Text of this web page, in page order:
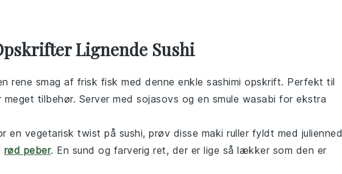
Lignende Sushi
rene smag af frisk fisk med denne enkle sashimi opskrift. Perfekt til
meget tilbehør. Server med sojasovs og en smule wasabi for ekstra
en vegetarisk twist på sushi, prøv disse maki ruller fyldt med julienned
rød peber. En sund og farverig ret, der er lige så lækker som den er